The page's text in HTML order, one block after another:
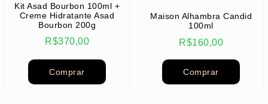
Kit Asad Bourbon 100ml +
Creme Hidratante Asad
Bourbon 200g
R$370,00
Comprar
Maison Alhambra Candid
100ml
R$160,00
Comprar